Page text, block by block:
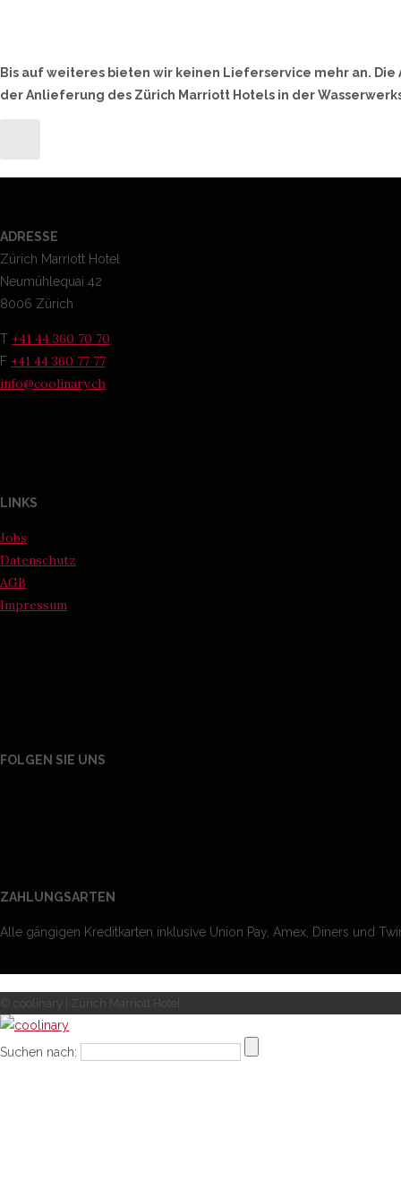
Bis auf weiteres bieten wir keinen Lieferservice mehr an. Die
der Anlieferung des Zürich Marriott Hotels in der
ADRESSE
Zürich Marriott Hotel
Neumühlequai 42
8006 Zürich
T +41 44 360 70 70
F +41 44 360 77 77
info@coolinary.ch
LINKS
Jobs
Datenschutz
AGB
Impressum
FOLGEN SIE UNS
ZAHLUNGSARTEN
Alle gängigen Kreditkarten inklusive Union Pay, Amex, Diners und
© coolinary | Zürich Marriott Hotel
Suchen nach: